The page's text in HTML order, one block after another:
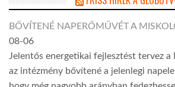
BŐVÍTENÉ NAPERŐMŰVÉT A
08-06
Jelentős energetikai fejlesztést tervez a
az intézmény bővítené a jelenlegi